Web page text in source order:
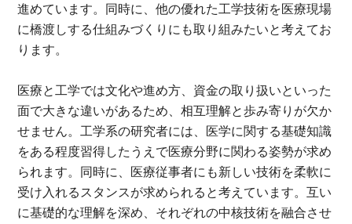
進めています。同時に、他の優れた工学技術を医療現場
に橋渡しする仕組みづくりにも取り組みたいと考えてお
ります。
医療と工学では文化や進め方、資金の取り扱いといった
面で大きな違いがあるため、相互理解と歩み寄りが欠か
せません。工学系の研究者には、医学に関する基礎知識
をある程度習得したうえで医療分野に関わる姿勢が求め
られます。同時に、医療従事者にも新しい技術を柔軟に
受け入れるスタンスが求められると考えています。互い
に基礎的な理解を深め、それぞれの中核技術を融合させ